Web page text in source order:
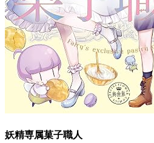
妖精専属菓子職人